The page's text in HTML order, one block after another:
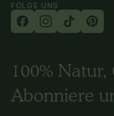
FOLGE UNS
100% Natur,
Abonniere